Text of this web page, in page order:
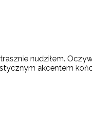
nudziłem.
akcentem